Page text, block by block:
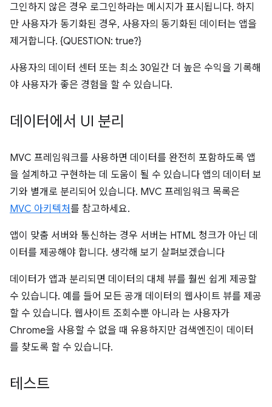
그인하지 않은 경우 로그인하라는 메시지가 표시됩니다. 하지
만 사용자가 동기화된 경우, 사용자의 동기화된 데이터는 앱을
제거합니다. {QUESTION: true?}
사용자의 데이터 센터 또는 최소 30일간 더 높은 수익을 기록해
야 사용자가 좋은 경험을 할 수 있습니다.
데이터에서 UI 분리
MVC 프레임워크를 사용하면 데이터를 완전히 포함하도록 앱
을 설계하고 구현하는 데 도움이 될 수 있습니다 앱의 데이터 보
기와 별개로 분리되어 있습니다. MVC 프레임워크 목록은
MVC 아키텍처를 참고하세요.
앱이 맞춤 서버와 통신하는 경우 서버는 HTML 청크가 아닌 데
이터를 제공해야 합니다. 생각해 보기 살펴보겠습니다
데이터가 앱과 분리되면 데이터의 대체 뷰를 훨씬 쉽게 제공할
수 있습니다. 예를 들어 모든 공개 데이터의 웹사이트 뷰를 제공
할 수 있습니다. 웹사이트 조회수뿐 아니라 는 사용자가
Chrome을 사용할 수 없을 때 유용하지만 검색엔진이 데이터
를 찾도록 할 수 있습니다.
테스트